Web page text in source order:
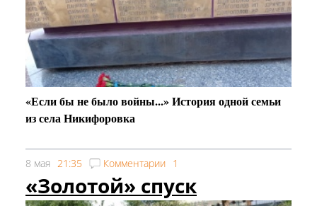
«Если бы не было войны...» История одной семьи
из села Никифоровка
8 мая 21:35 Комментарии 1
«Золотой» спуск